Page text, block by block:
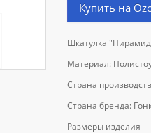
Купить на
Шкатулка
Материал:
Страна
Страна бренда:
Размеры изделия